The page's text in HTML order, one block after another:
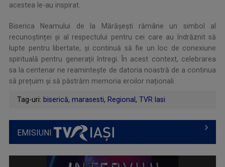
acestea le-au inspirat.
Biserica Neamului de la Mărășești rămâne un simbol al
recunoștinței și al respectului pentru cei care au îndrăznit să
lupte pentru libertate, și continuă să fie un loc de conexiune
spirituală pentru generații întregi. În acest context, celebrarea
sa la centenar ne reamintește de datoria noastră de a continua
să prețuim și să păstrăm memoria eroilor naționali.
Tag-uri: biserică, marasesti, Regional, TVR Iasi
EMISIUNI